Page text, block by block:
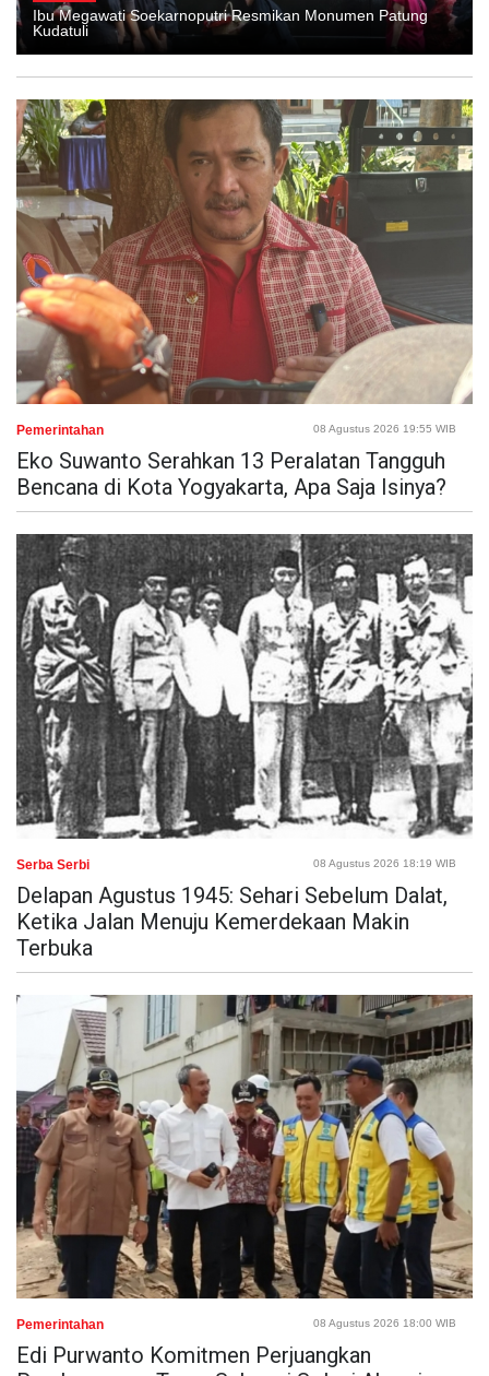
Ibu Megawati Soekarnoputri Resmikan Monumen Patung
Kudatuli
Pemerintahan 08 Agustus 2026 19:55 WIB
Eko Suwanto Serahkan 13 Peralatan Tangguh
Bencana di Kota Yogyakarta, Apa Saja Isinya?
Serba Serbi 08 Agustus 2026 18:19 WIB
Delapan Agustus 1945: Sehari Sebelum Dalat,
Ketika Jalan Menuju Kemerdekaan Makin
Terbuka
Pemerintahan 08 Agustus 2026 18:00 WIB
Edi Purwanto Komitmen Perjuangkan